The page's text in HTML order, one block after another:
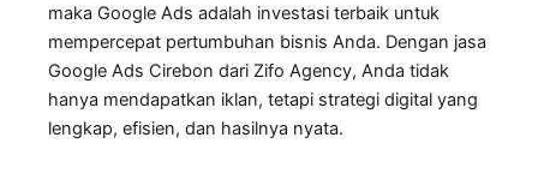
maka Google Ads adalah investasi terbaik untuk
mempercepat pertumbuhan bisnis Anda. Dengan jasa
Google Ads Cirebon dari Zifo Agency, Anda tidak
hanya mendapatkan iklan, tetapi strategi digital yang
lengkap, efisien, dan hasilnya nyata.